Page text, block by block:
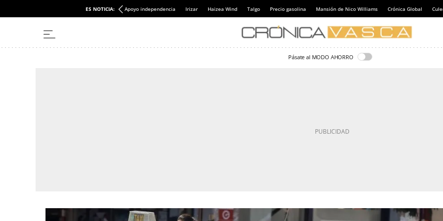
ES NOTICIA: Apoyo independencia Irizar Haizea Wind Talgo Precio gasolina Mansión de Nico Williams Crónica Global
Pásate al MODO AHORRO